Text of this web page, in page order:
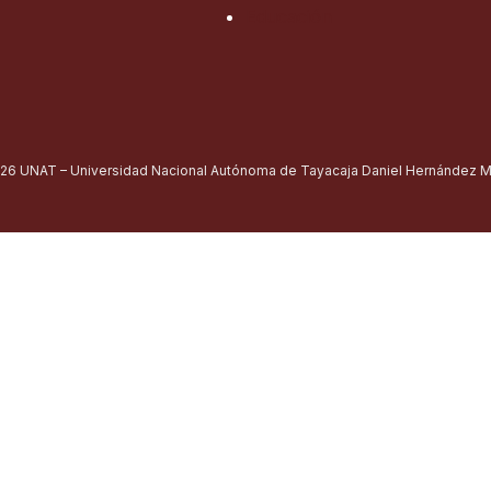
UNAT – Universidad Nacional Autónoma de Tayacaja Daniel Hernández